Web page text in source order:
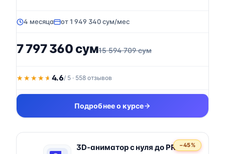
4 месяца от 1 949 340 сум/мес
7 797 360 сум15 594 709 сум
★★★★★
★★★★★ 4.6/ 5 · 558 отзывов
Подробнее о курсе
−45%
3D-аниматор с нуля до PRO